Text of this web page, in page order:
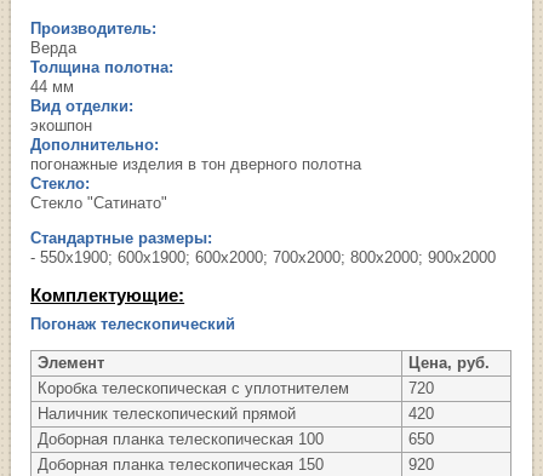
Производитель:
Верда
Толщина полотна:
44 мм
Вид отделки:
экошпон
Дополнительно:
погонажные изделия в тон дверного полотна
Стекло:
Стекло "Сатинато"
Стандартные размеры:
- 550х1900; 600х1900; 600х2000; 700х2000; 800х2000; 900х2000
Комплектующие:
Погонаж телескопический
Элемент
Цена, руб.
Коробка телескопическая с уплотнителем
720
Наличник телескопический прямой
420
Доборная планка телескопическая 100
650
Доборная планка телескопическая 150
920